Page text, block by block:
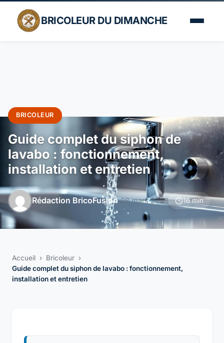
BRICOLEUR DU DIMANCHE
BRICOLEUR
Guide complet du siphon de
lavabo : fonctionnement,
installation et entretien
Rédaction BricoFusion 28 mars 2026 16 min
Accueil › Bricoleur ›
Guide complet du siphon de lavabo : fonctionnement,
installation et entretien